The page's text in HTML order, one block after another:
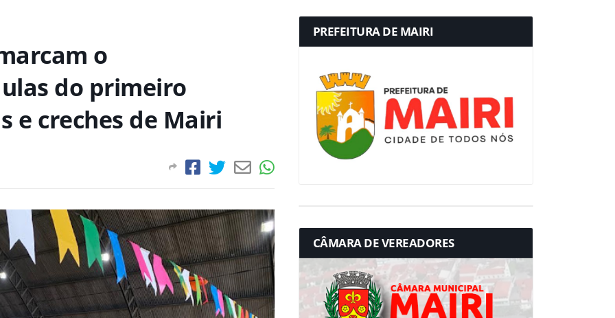
o
do primeiro
e creches de Mairi
PREFEITURA DE MAIRI
CÂMARA DE VEREADORES